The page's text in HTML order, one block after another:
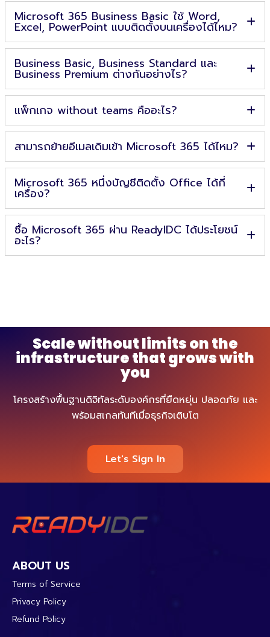
Microsoft 365 Business Basic ใช้ Word,
Excel, PowerPoint แบบติดตั้งบนเครื่องได้ไหม?
Business Basic, Business Standard และ
Business Premium ต่างกันอย่างไร?
แพ็กเกจ without teams คืออะไร?
สามารถย้ายอีเมลเดิมเข้า Microsoft 365 ได้ไหม?
Microsoft 365 หนึ่งบัญชีติดตั้ง Office ได้กี่
เครื่อง?
ซื้อ Microsoft 365 ผ่าน ReadyIDC ได้ประโยชน์
อะไร?
Scale without limits on the
infrastructure that grows with
you
โครงสร้างพื้นฐานดิจิทัลระดับองค์กรที่ยืดหยุ่น ปลอดภัย และ
พร้อมสเกลทันทีเมื่อธุรกิจเติบโต
Let's Sign In
ABOUT US
Terms of Service
Privacy Policy
Refund Policy